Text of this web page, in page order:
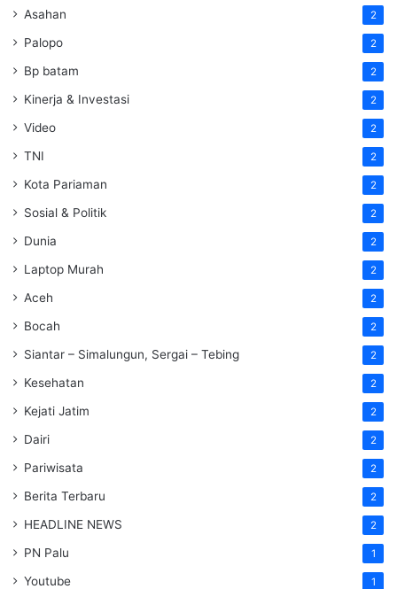
Asahan 2
Palopo 2
Bp batam 2
Kinerja & Investasi 2
Video 2
TNI 2
Kota Pariaman 2
Sosial & Politik 2
Dunia 2
Laptop Murah 2
Aceh 2
Bocah 2
Siantar – Simalungun, Sergai – Tebing 2
Kesehatan 2
Kejati Jatim 2
Dairi 2
Pariwisata 2
Berita Terbaru 2
HEADLINE NEWS 2
PN Palu 1
Youtube 1